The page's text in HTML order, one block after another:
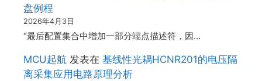
盘例程
2026年4月3日
“最后配置集合中增加一部分端点描述符，因…
MCU起航 发表在 基线性光耦HCNR201的电压隔
离采集应用电路原理分析